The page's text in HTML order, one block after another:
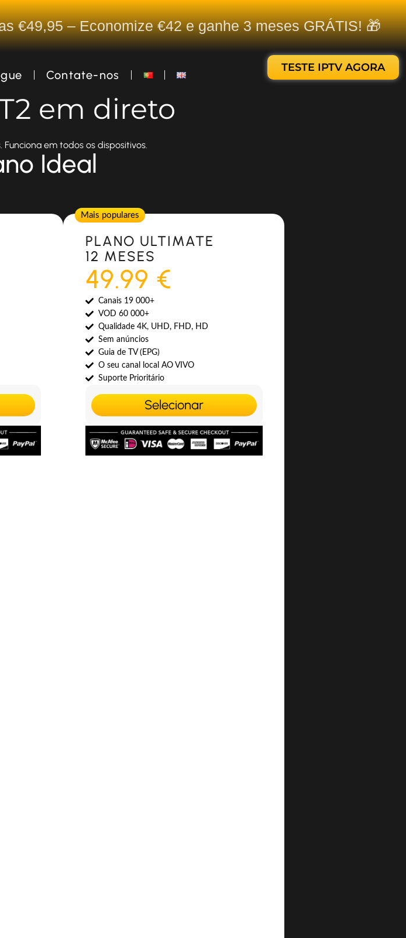
€49,95 – Economize €42 e ganhe 3 meses GRÁTIS! 🎁
Contate-nos
TESTE IPTV AGORA
em direto
Funciona em todos os dispositivos.
Ideal
Mais populares
PLANO ULTIMATE
12 MESES
49.99 €
Canais 19 000+
VOD 60 000+
Qualidade 4K, UHD, FHD, HD
Sem anúncios
Guia de TV (EPG)
O seu canal local AO VIVO
Suporte Prioritário
Selecionar